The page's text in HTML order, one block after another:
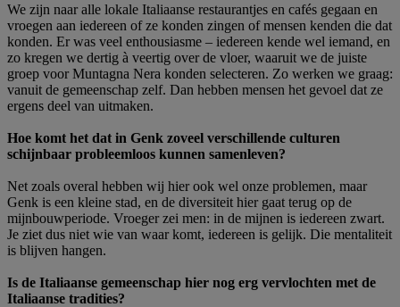
We zijn naar alle lokale Italiaanse restaurantjes en cafés gegaan en
vroegen aan iedereen of ze konden zingen of mensen kenden die dat
konden. Er was veel enthousiasme – iedereen kende wel iemand, en
zo kregen we dertig à veertig over de vloer, waaruit we de juiste
groep voor Muntagna Nera konden selecteren. Zo werken we graag:
vanuit de gemeenschap zelf. Dan hebben mensen het gevoel dat ze
ergens deel van uitmaken.
Hoe komt het dat in Genk zoveel verschillende culturen
schijnbaar probleemloos kunnen samenleven?
Net zoals overal hebben wij hier ook wel onze problemen, maar
Genk is een kleine stad, en de diversiteit hier gaat terug op de
mijnbouwperiode. Vroeger zei men: in de mijnen is iedereen zwart.
Je ziet dus niet wie van waar komt, iedereen is gelijk. Die mentaliteit
is blijven hangen.
Is de Italiaanse gemeenschap hier nog erg vervlochten met de
Italiaanse tradities?